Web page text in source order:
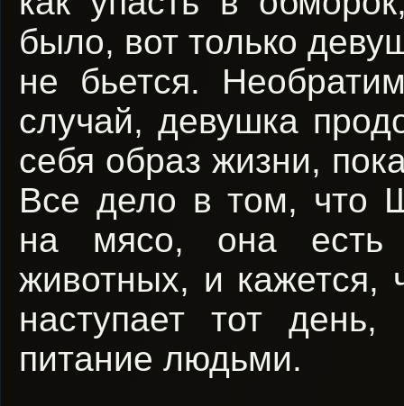
было, вот только
не бьется.
случай, девушка
себя образ жизни,
Все дело в том, что
на мясо, она
животных, и кажется,
наступает тот
питание людьми.